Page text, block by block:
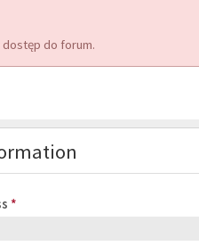
dostęp do forum.
*